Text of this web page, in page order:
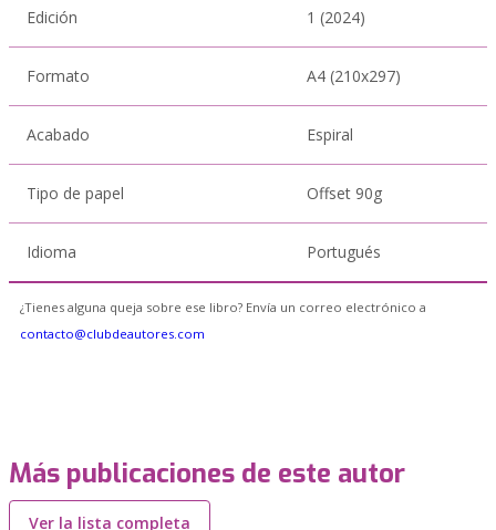
Edición 1 (2024)
Formato A4 (210x297)
Acabado Espiral
Tipo de papel Offset 90g
Idioma Portugués
¿Tienes alguna queja sobre ese libro? Envía un correo electrónico a
contacto@clubdeautores.com
Más publicaciones de este autor
Ver la lista completa